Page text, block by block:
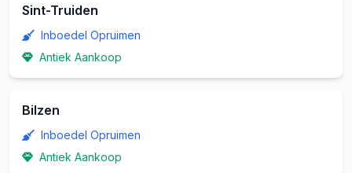
Sint-Truiden
Inboedel Opruimen
Antiek Aankoop
Bilzen
Inboedel Opruimen
Antiek Aankoop